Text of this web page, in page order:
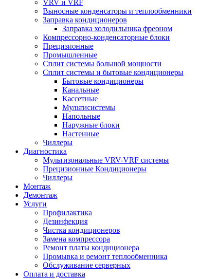
VRV и VRF
Выносные конденсаторы и теплообменники
Заправка кондиционеров
Заправка холодильника фреоном
Компрессорно-конденсаторные блоки
Прецизионные
Промышленные
Сплит системы большой мощности
Сплит системы и бытовые кондиционеры
Бытовые кондиционеры
Канальные
Кассетные
Мультисистемы
Напольные
Наружные блоки
Настенные
Чиллеры
Диагностика
Мультизональные VRV-VRF системы
Прецизионные Кондиционеры
Чиллеры
Монтаж
Демонтаж
Услуги
Профилактика
Дезинфекция
Чистка кондиционеров
Замена компрессора
Ремонт платы кондиционера
Промывка и ремонт теплообменника
Обслуживание серверных
Оплата и доставка